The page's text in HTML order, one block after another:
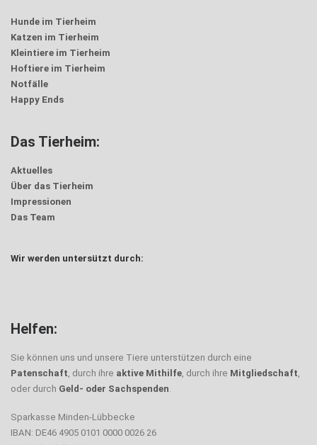
Hunde im Tierheim
Katzen im Tierheim
Kleintiere im Tierheim
Hoftiere im Tierheim
Notfälle
Happy Ends
Das Tierheim:
Aktuelles
Über das Tierheim
Impressionen
Das Team
Wir werden untersützt durch:
Helfen:
Sie können uns und unsere Tiere unterstützen durch eine
Patenschaft, durch ihre aktive Mithilfe, durch ihre Mitgliedschaft,
oder durch Geld- oder Sachspenden.
Sparkasse Minden-Lübbecke
IBAN: DE46 4905 0101 0000 0026 26